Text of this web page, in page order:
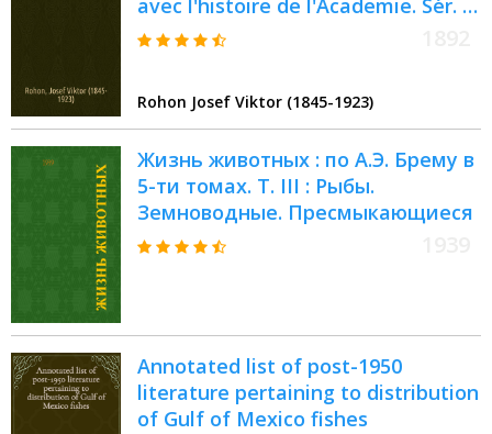
avec l'histoire de l'Academie. Sér. 7,
t. 38, № 13 : Die obersilurischen
острова Эзель
Rohon Josef Viktor (1845-1923)
Жизнь животных : по А.Э. Брему в
5-ти томах. Т. III : Рыбы.
Земноводные. Пресмыкающиеся
Annotated list of post-1950
literature pertaining to distribution
of Gulf of Mexico fishes